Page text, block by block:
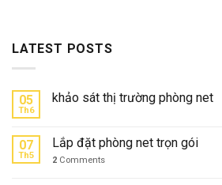
LATEST POSTS
05
Th6
khảo sát thị trường phòng net
07
Th5
Lắp đặt phòng net trọn gói
2 Comments